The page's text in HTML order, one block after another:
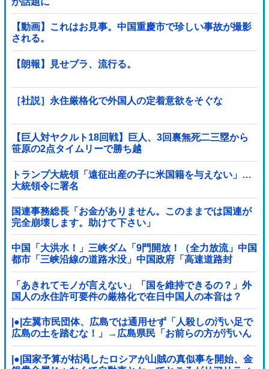
【動画】これはお見事。中国重慶市で珍しい事故が撮影
される。
【朗報】見せブラ、流行る。
［社説］永住厳格化で外国人の定着意欲をそぐな
【巨人対ヤクルト18回戦】巨人、3回裏無死二三塁から
笹原の2点タイムリーで勝ち越
し！！！！！！！！！！！！！他
トランプ大統領「遠征出産の子に米国籍を与えない」…
大統領令に署名
国連事務総長「お金がありません。このままでは国連が
完全崩壊します。助けて下さい」
中国「大洪水！」三峡ダム「9門開放！（全力放流」中国
都市「三峡沿線の道路水没」中国政府「高速道路封
鎖！」中国ダム「緊急放流に合わせて開門（土砂崩れ発
生」→
「あきれてモノが言えない」「国を維持できるの？」外
国人の永住許可要件の厳格化で在日中国人の本音は？
|●|左翼市民団体、広島では通用せず「人殺しの汚い足で
広島の土を踏むな！」→広島県民「お前らの方が汚いん
じゃ！」「ワシらが広島県民じゃ」
|●|国家予算が枯渇したロシアが山賊の真似事を開始、金